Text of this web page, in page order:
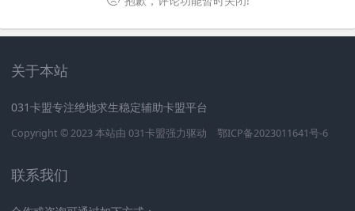
关于本站
031卡盟专注绝地求生稳定辅助卡盟平台
Copyright © 2023 本站由 031卡盟强力驱动 鄂ICP备2023011641号-6
联系我们